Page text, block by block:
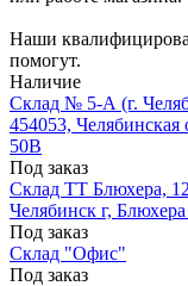
Наши
помогут.
Наличие
Склад № 5-А (г.
454053,
50В
Под заказ
Склад ТТ Блюхера,
Челябинск г,
Под заказ
Склад "Офис"
Под заказ